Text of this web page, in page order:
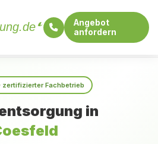
Angebot
anfordern
zertifizierter Fachbetrieb
in